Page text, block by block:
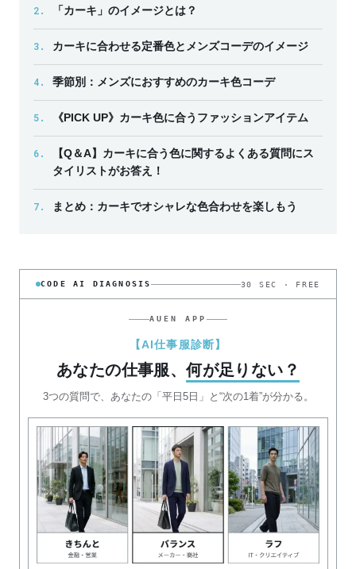
2. 「カーキ」のイメージとは？
3. カーキに合わせる定番色とメンズコーデのイメージ
4. 季節別：メンズにおすすめのカーキ色コーデ
5. 《PICK UP》カーキ色に合うファッションアイテム
6.
【Q＆A】カーキに合う色に関するよくある質問にス
タイリストがお答え！
7. まとめ：カーキでオシャレな色合わせを楽しもう
CODE AI DIAGNOSIS 30 SEC · FREE
AUEN APP
【AI仕事服診断】
あなたの仕事服、何が足りない？
3つの質問で、あなたの「平日5日」と“次の1着”が分かる。